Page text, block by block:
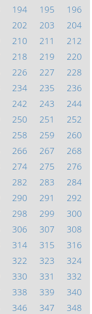
194 195
196
202 203
204
210 211
212
218 219
220
226 227
228
234 235
236
242 243
244
250 251
252
258 259
260
266 267
268
274 275
276
282 283
284
290 291
292
298 299
300
306 307
308
314 315
316
322 323
324
330 331
332
338 339
340
346 347 348